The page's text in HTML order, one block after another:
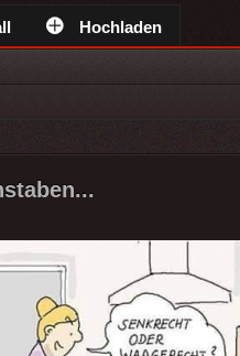
Hochladen